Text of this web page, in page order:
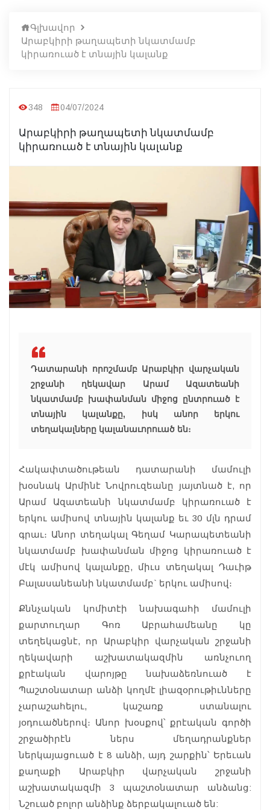
Գլխավոր
Արաբկիրի թաղապետի նկատմամբ
կիրառուած է տնային կալանք
348 04/07/2024
Արաբկիրի թաղապետի նկատմամբ
կիրառուած է տնային կալանք
Դատարանի որոշմամբ Արաբկիր վարչական
շրջանի ղեկավար Արամ Ազատեանի
նկատմամբ խափանման միջոց ընտրուած է
տնային կալանքը, իսկ անոր երկու
տեղակալները կալանաւորուած են։
Հակափտածութեան դատարանի մամուլի
խօսնակ Արմինէ Նովրուզեանը յայտնած է, որ
Արամ Ազատեանի նկատմամբ կիրառուած է
երկու ամիսով տնային կալանք եւ 30 մլն դրամ
գրաւ։ Անոր տեղակալ Գեղամ Կարապետեանի
նկատմամբ խափանման միջոց կիրառուած է
մէկ ամիսով կալանքը, միւս տեղակալ Դաւիթ
Բալասանեանի նկատմամբ` երկու ամիսով։
Քննչական կոմիտէի նախագահի մամուլի
քարտուղար Գոռ Աբրահամեանը կը
տեղեկացնէ, որ Արաբկիր վարչական շրջանի
ղեկավարի աշխատակազմին առնչուող
քրէական վարոյթը նախաձեռնուած է
Պաշտօնատար անձի կողմէ լիազօրութիւնները
չարաշահելու, կաշառք ստանալու
յօդուածներով։ Անոր խօսքով՝ քրէական գործի
շրջածիրէն ներս մեղադրանքներ
ներկայացուած է 8 անձի, այդ շարքին՝ Երեւան
քաղաքի Արաբկիր վարչական շրջանի
աշխատակազմի 3 պաշտօնատար անձանց:
Նշուած բոլոր անձինք ձերբակալուած են: